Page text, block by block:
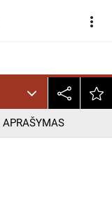
more_vert
APRAŠYMAS